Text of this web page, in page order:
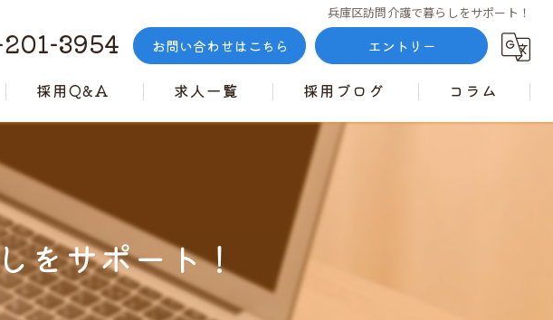
兵庫区訪問介護で暮らしをサポート！
3954 お問い合わせはこちら エントリー
採用Q&A 求人一覧 採用ブログ コラム
をサポート！